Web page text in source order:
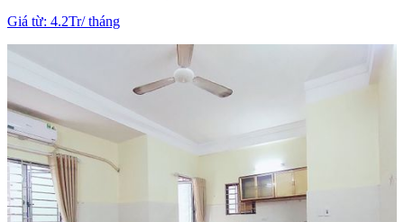
Giá từ: 4.2Tr/tháng